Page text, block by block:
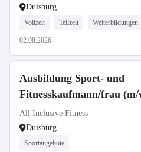
Duisburg
Vollzeit Teilzeit Weiterbildungen
02.08.2026
Ausbildung Sport- und
Fitnesskaufmann/frau
All Inclusive Fitness
Duisburg
Sportangebote